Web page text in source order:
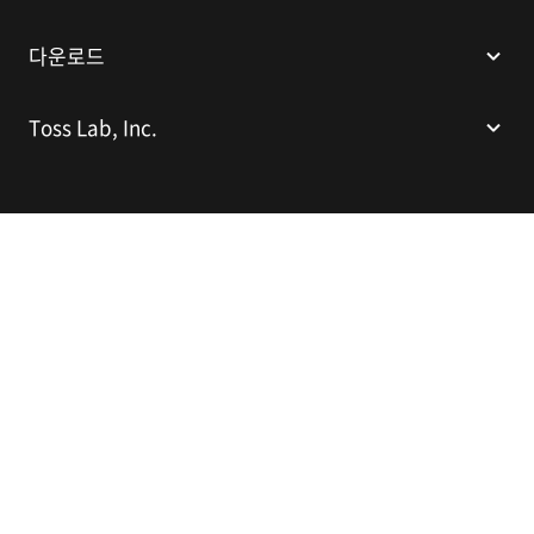
다운로드
Toss Lab, Inc.